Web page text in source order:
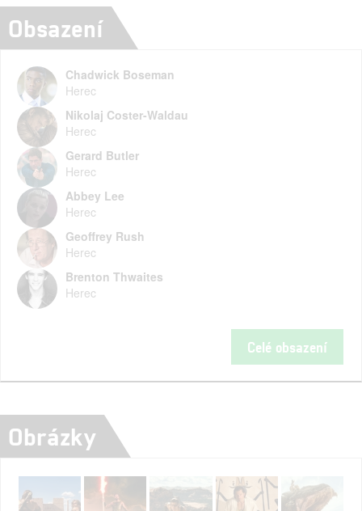
Obsazení
Chadwick Boseman
Herec
Nikolaj Coster-Waldau
Herec
Gerard Butler
Herec
Abbey Lee
Herec
Geoffrey Rush
Herec
Brenton Thwaites
Herec
Celé obsazení
Obrázky